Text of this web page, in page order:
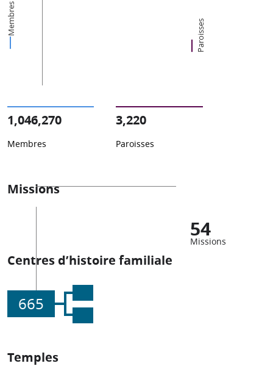
Membres Paroisses
1,046,270
Membres
3,220
Paroisses
Missions
54
Missions
Centres d’histoire familiale
665
Temples